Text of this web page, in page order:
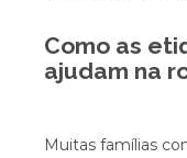
Como as
ajudam na
Muitas famílias